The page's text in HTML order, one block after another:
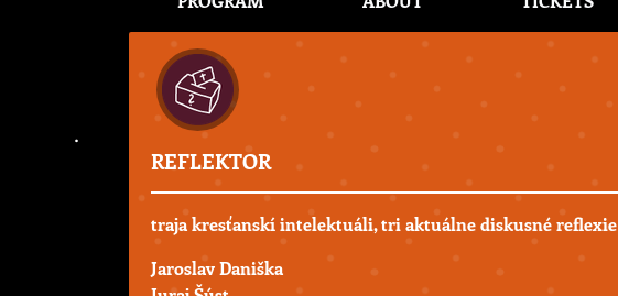
REFLEKTOR
traja kresťanskí intelektuáli, tri aktuálne diskusné reflexie
Jaroslav Daniška